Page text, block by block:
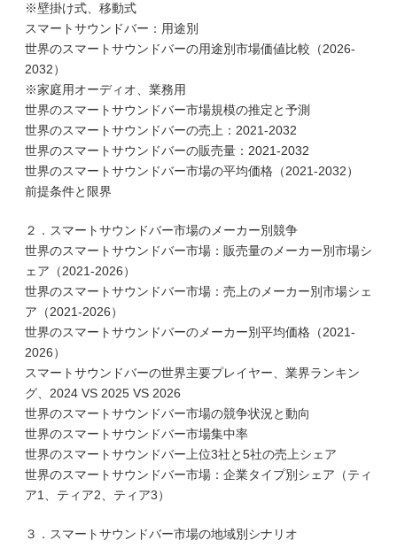
※壁掛け式、移動式
スマートサウンドバー：用途別
世界のスマートサウンドバーの用途別市場価値比較（2026-
2032）
※家庭用オーディオ、業務用
世界のスマートサウンドバー市場規模の推定と予測
世界のスマートサウンドバーの売上：2021-2032
世界のスマートサウンドバーの販売量：2021-2032
世界のスマートサウンドバー市場の平均価格（2021-2032）
前提条件と限界
２．スマートサウンドバー市場のメーカー別競争
世界のスマートサウンドバー市場：販売量のメーカー別市場シ
ェア（2021-2026）
世界のスマートサウンドバー市場：売上のメーカー別市場シェ
ア（2021-2026）
世界のスマートサウンドバーのメーカー別平均価格（2021-
2026）
スマートサウンドバーの世界主要プレイヤー、業界ランキン
グ、2024 VS 2025 VS 2026
世界のスマートサウンドバー市場の競争状況と動向
世界のスマートサウンドバー市場集中率
世界のスマートサウンドバー上位3社と5社の売上シェア
世界のスマートサウンドバー市場：企業タイプ別シェア（ティ
ア1、ティア2、ティア3）
３．スマートサウンドバー市場の地域別シナリオ